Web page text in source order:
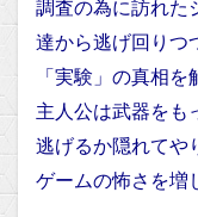
調査の為に訪れた
達から逃げ回りつ
「実験」の真相を
主人公は武器をも
逃げるか隠れてや
ゲームの怖さを増